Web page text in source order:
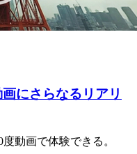
にさらなるリアリ
動画で体験できる。